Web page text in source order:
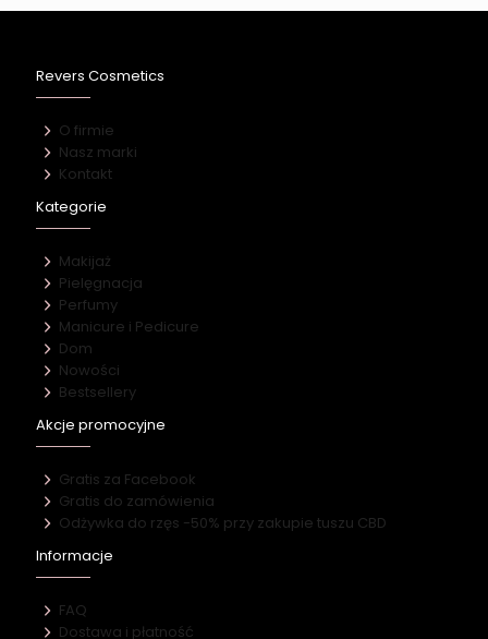
Revers Cosmetics
O firmie
Nasz marki
Kontakt
Kategorie
Makijaż
Pielęgnacja
Perfumy
Manicure i Pedicure
Dom
Nowości
Bestsellery
Akcje promocyjne
Gratis za Facebook
Gratis do zamówienia
Odżywka do rzęs -50% przy zakupie tuszu CBD
Informacje
FAQ
Dostawa i płatność